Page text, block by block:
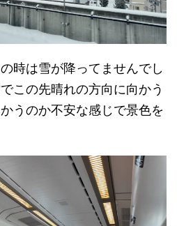
時は雪が降ってませんでし
この先晴れの方向に向かう
うのか不安な感じで景色を